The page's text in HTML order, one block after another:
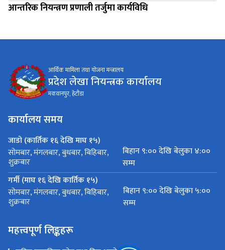
आन्तरिक नियन्त्रण प्रणाली तर्जुमा कार्यविधि
आर्थिक मामिला तथा योजना मन्त्रालय
प्रदेश लेखा नियन्त्रक कार्यालय
मकवानपुर, हेटौंडा
कार्यालय समय
जाडो (कार्तिक १६ देखि माघ १५)
सोमबार, मंगलबार, बुधबार, बिहिबार,
शुक्रबार
बिहान ९:०० देखि बेलुका ४:००
सम्म
गर्मी (माघ १६ देखि कार्तिक १५)
सोमबार, मंगलबार, बुधबार, बिहिबार,
शुक्रबार
बिहान ९:०० देखि बेलुका ५:००
सम्म
महत्त्वपूर्ण लिङ्कहरू